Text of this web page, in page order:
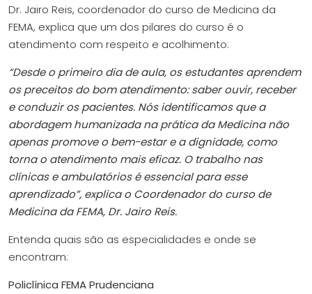
Dr. Jairo Reis, coordenador do curso de Medicina da
FEMA, explica que um dos pilares do curso é o
atendimento com respeito e acolhimento:
“Desde o primeiro dia de aula, os estudantes aprendem
os preceitos do bom atendimento: saber ouvir, receber
e conduzir os pacientes. Nós identificamos que a
abordagem humanizada na prática da Medicina não
apenas promove o bem-estar e a dignidade, como
torna o atendimento mais eficaz. O trabalho nas
clínicas e ambulatórios é essencial para esse
aprendizado”, explica o Coordenador do curso de
Medicina da FEMA, Dr. Jairo Reis.
Entenda quais são as especialidades e onde se
encontram:
Policlínica FEMA Prudenciana